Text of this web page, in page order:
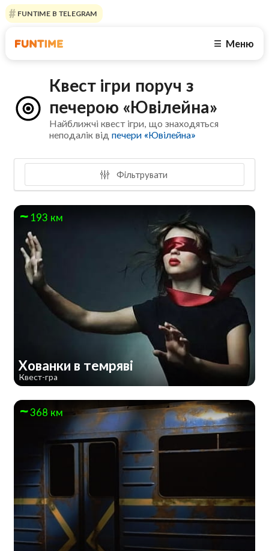
FUNTIME В TELEGRAM
☰ Меню
Квест ігри поруч з
печерою «Ювілейна»
Найближчі квест ігри, що знаходяться
неподалік відпечери «Ювілейна»
Фільтрувати
193 км
Хованки в темряві
Квест-гра
368 км